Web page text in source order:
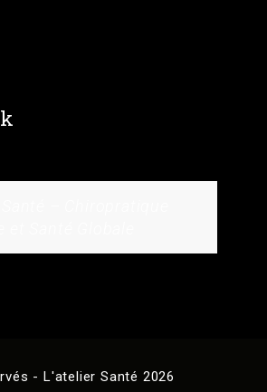
- L'atelier Santé 2026